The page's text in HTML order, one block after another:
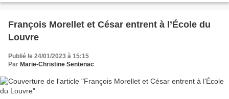
François Morellet et César entrent à l’École du
Louvre
Publié le 24/01/2023 à 15:15
Par Marie-Christine Sentenac